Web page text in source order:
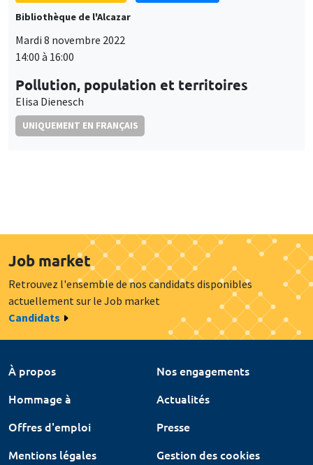
Bibliothèque de l'Alcazar
Mardi 8 novembre 2022
14:00 à 16:00
Pollution, population et territoires
Elisa Dienesch
UNIQUEMENT EN FRANÇAIS
Job market
Retrouvez l'ensemble de nos candidats disponibles
actuellement sur le Job market
Candidats
À propos
Nos engagements
Hommage à
Actualités
Offres d'emploi
Presse
Mentions légales
Gestion des cookies